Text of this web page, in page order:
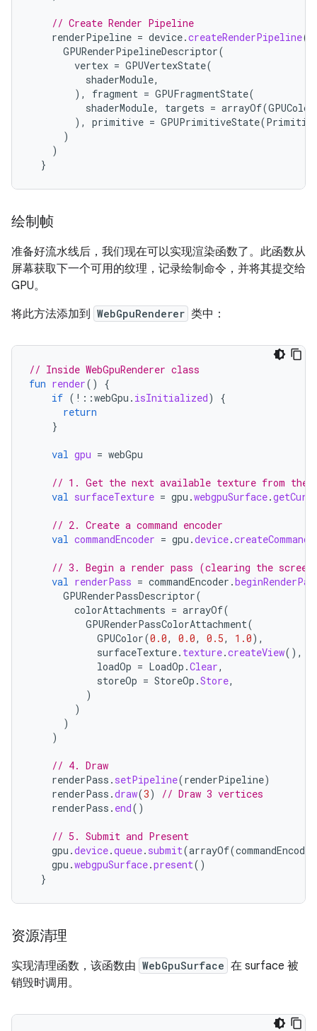
// Create Render Pipeline
renderPipeline = device.createRenderPipeline(
GPURenderPipelineDescriptor(
vertex = GPUVertexState(
shaderModule,
),
fragment = GPUFragmentState(
shaderModule, targets = arrayOf(
),
primitive = GPUPrimitiveState(
)
)
}
绘制帧
准备好流水线后，我们现在可以实现渲染函数了。此函数从
屏幕获取下一个可用的纹理，记录绘制命令，并将其提交给
GPU。
将此方法添加到 WebGpuRenderer 类中：
// Inside WebGpuRenderer class
fun render()
{
if ( !::webGpu . isInitialized)
{
return
}
val gpu = webGpu
// 1. Get the next available texture from the
val surfaceTexture = gpu .webgpuSurface.
// 2. Create a command encoder
val commandEncoder = gpu .device.
// 3. Begin a render pass (clearing the
val renderPass = commandEncoder .
GPURenderPassDescriptor(
colorAttachments = arrayOf(
GPURenderPassColorAttachment(
GPUColor(0.0, 0.0, 0.5, 1.0),
surfaceTexture. texture.createView(),
loadOp = LoadOp .Clear,
storeOp = StoreOp .Store,
)
)
)
)
// 4. Draw
renderPass . setPipeline(renderPipeline)
renderPass .draw(3)
// Draw 3 vertices
renderPass . end()
// 5. Submit and Present
gpu .device.queue. submit(arrayOf(commandEncoder
gpu .webgpuSurface.present()
}
资源清理
实现清理函数，该函数由 WebGpuSurface 在 surface 被
销毁时调用。